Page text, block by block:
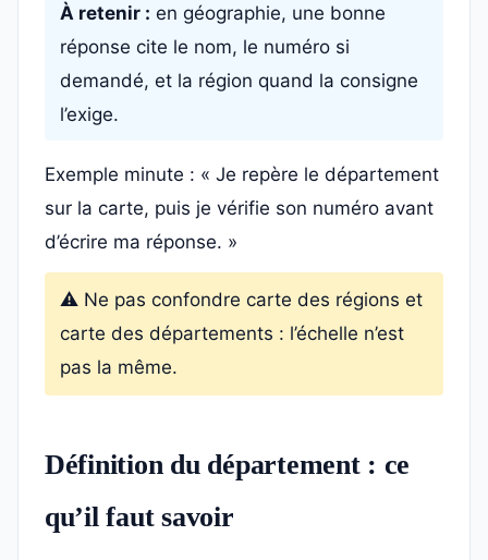
À retenir : en géographie, une bonne
réponse cite le nom, le numéro si
demandé, et la région quand la consigne
l’exige.
Exemple minute : « Je repère le département
sur la carte, puis je vérifie son numéro avant
d’écrire ma réponse. »
⚠️ Ne pas confondre carte des régions et
carte des départements : l’échelle n’est
pas la même.
Définition du département : ce
qu’il faut savoir